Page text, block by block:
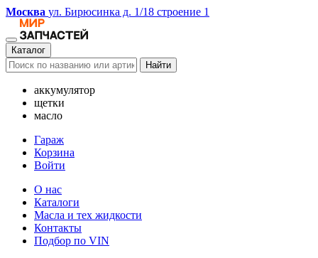
Москва ул. Бирюсинка д. 1/18 строение 1
Каталог
Найти
аккумулятор
щетки
масло
Гараж
Корзина
Войти
О нас
Каталоги
Масла и тех жидкости
Контакты
Подбор по VIN